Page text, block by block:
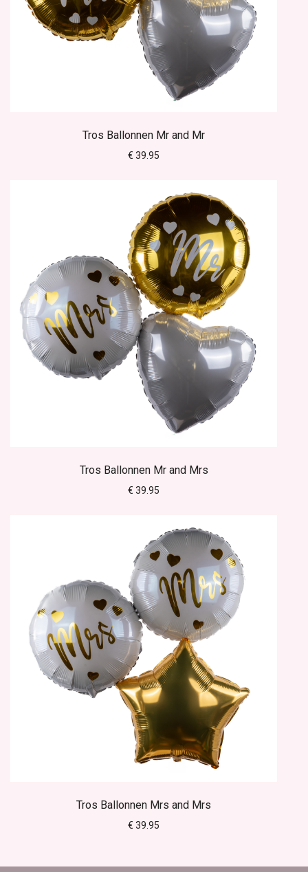
Tros Ballonnen Mr and Mr
€ 39.95
Tros Ballonnen Mr and Mrs
€ 39.95
Tros Ballonnen Mrs and Mrs
€ 39.95